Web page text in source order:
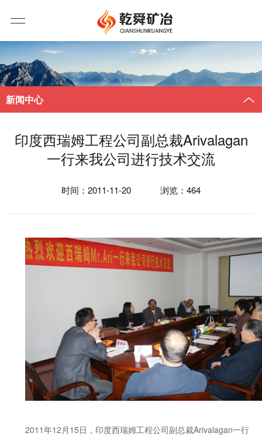
新闻中心
印度西瑞姆工程公司副总裁Arivalagan
一行来我公司进行技术交流
时间：2011-11-20 浏览： 464
2011年12月15日，印度西瑞姆工程公司副总裁Arivalagan一行